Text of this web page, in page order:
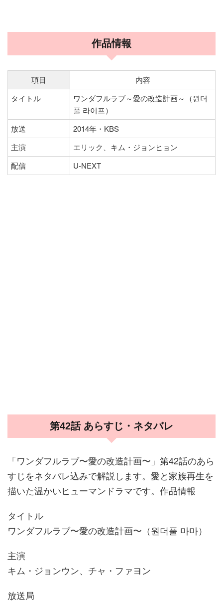
作品情報
項目
内容
タイトル
ワンダフルラブ～愛の改造計画～（원더
풀 라이프）
放送
2014年・KBS
主演
エリック、キム・ジョンヒョン
配信
U-NEXT
第42話 あらすじ・ネタバレ
「ワンダフルラブ〜愛の改造計画〜」第42話のあら
すじをネタバレ込みで解説します。愛と家族再生を
描いた温かいヒューマンドラマです。作品情報
タイトル
ワンダフルラブ〜愛の改造計画〜（원더풀 마마）
主演
キム・ジョンウン、チャ・ファヨン
放送局